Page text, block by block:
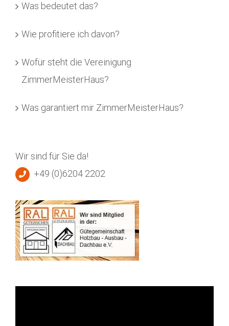
Was bedeutet das?
Wie profitiere ich davon?
Wofür steht die Vereinigung
ZimmerMeisterHaus?
Was garantiert mir ZimmerMeisterHaus?
Wir sind für Sie da!
+49 (0)6204 2202